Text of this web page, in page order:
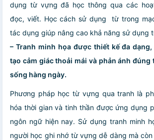
dụng từ vựng đã học thông qua các
đọc, viết. Học cách sử dụng từ trong
tác dụng giúp nâng cao khả năng sử dụng
– Tranh minh họa được thiết kế đa
tạo cảm giác thoải mái và phản ánh
sống hàng ngày.
Phương pháp học từ vựng qua tranh là
hóa thời gian và tinh thần được ứng dụng
ngôn ngữ hiện nay. Sử dụng tranh minh
người học ghi nhớ từ vựng dễ dàng mà